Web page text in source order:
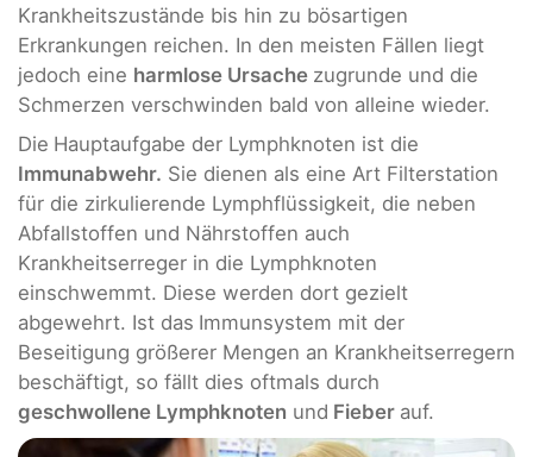
Krankheitszustände bis hin zu bösartigen
Erkrankungen reichen. In den meisten Fällen liegt
jedoch eine harmlose Ursache zugrunde und die
Schmerzen verschwinden bald von alleine wieder.
Die Hauptaufgabe der Lymphknoten ist die
Immunabwehr. Sie dienen als eine Art Filterstation
für die zirkulierende Lymphflüssigkeit, die neben
Abfallstoffen und Nährstoffen auch
Krankheitserreger in die Lymphknoten
einschwemmt. Diese werden dort gezielt
abgewehrt. Ist das Immunsystem mit der
Beseitigung größerer Mengen an Krankheitserregern
beschäftigt, so fällt dies oftmals durch
geschwollene Lymphknoten und Fieber auf.